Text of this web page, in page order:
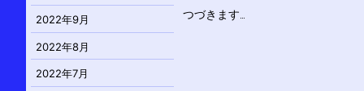
つづきます…
2022年9月
2022年8月
2022年7月